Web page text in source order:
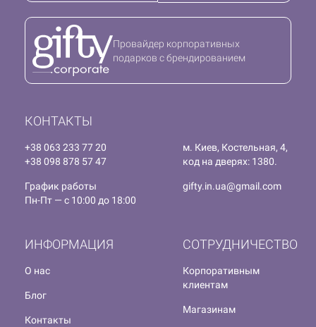
КОНТАКТЫ
+38 063 233 77 20
+38 098 878 57 47
м. Киев, Костельная, 4,
код на дверях: 1380.
График работы
Пн-Пт — с 10:00 до 18:00
gifty.in.ua@gmail.com
СОТРУДНИЧЕСТВО
Корпоративным
клиентам
Магазинам
ИНФОРМАЦИЯ
О нас
Блог
Контакты
Провайдер корпоративных
подарков с брендированием